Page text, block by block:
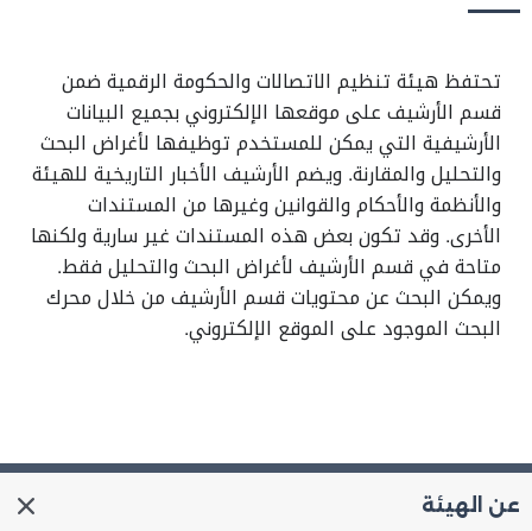
تحتفظ هيئة تنظيم الاتصالات والحكومة الرقمية ضمن
قسم الأرشيف على موقعها الإلكتروني بجميع البيانات
الأرشيفية التي يمكن للمستخدم توظيفها لأغراض البحث
والتحليل والمقارنة. ويضم الأرشيف الأخبار التاريخية للهيئة
والأنظمة والأحكام والقوانين وغيرها من المستندات
الأخرى. وقد تكون بعض هذه المستندات غير سارية ولكنها
متاحة في قسم الأرشيف لأغراض البحث والتحليل فقط.
ويمكن البحث عن محتويات قسم الأرشيف من خلال محرك
البحث الموجود على الموقع الإلكتروني.
عن الهيئة